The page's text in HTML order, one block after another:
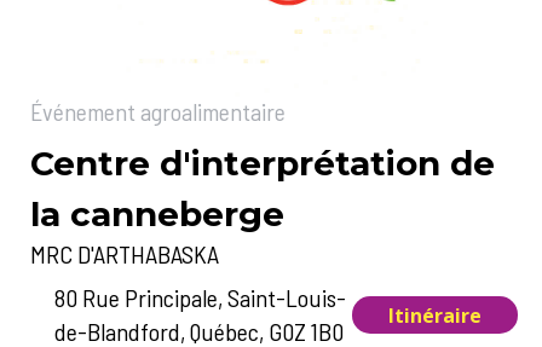
Événement agroalimentaire
Centre d'interprétation de
la canneberge
MRC D'ARTHABASKA
80 Rue Principale, Saint-Louis-
de-Blandford, Québec, G0Z 1B0
Itinéraire